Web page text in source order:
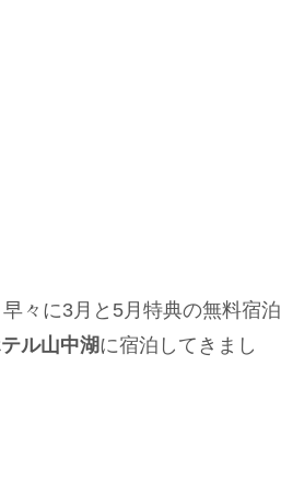
々に3月と5月特典の無料宿泊
ル山中湖に宿泊してきまし